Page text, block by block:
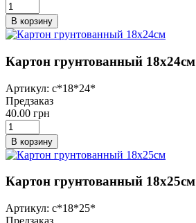
В корзину
Картон грунтованный 18х24см
Артикул: с*18*24*
Предзаказ
40.00 грн
В корзину
Картон грунтованный 18х25см
Артикул: с*18*25*
Предзаказ